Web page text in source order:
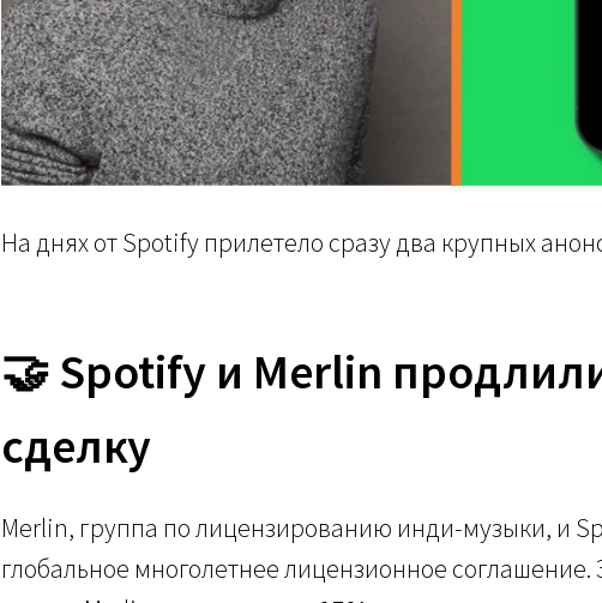
На днях от Spotify прилетело сразу два крупных
🤝 Spotify и Merlin
сделку
Merlin, группа по лицензированию инди-музыки, и
глобальное многолетнее лицензионное соглашение.